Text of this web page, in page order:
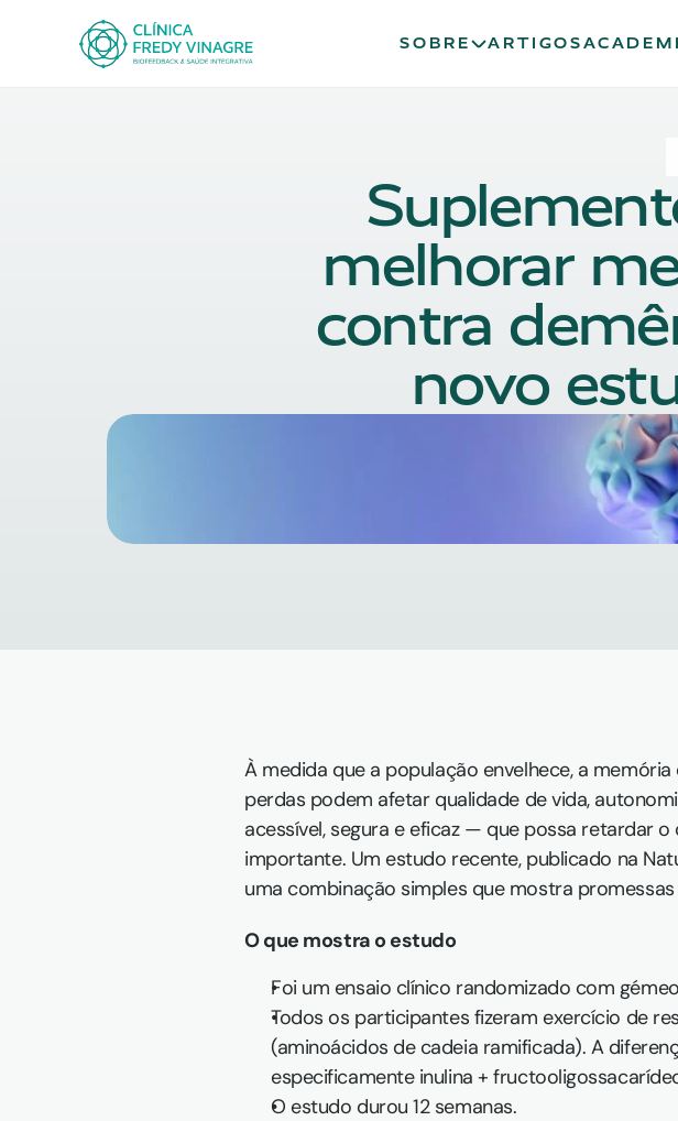
SOBRE ARTIGOS
melhorar
contra
novo
À medida que a população envelhece, a
perdas podem afetar qualidade de vida,
acessível, segura e eficaz — que possa retardar
importante. Um estudo recente, publicado na
uma combinação simples que mostra promessas
O que mostra o estudo
Foi um ensaio clínico randomizado com
Todos os participantes fizeram exercício de
(aminoácidos de cadeia ramificada). A
especificamente inulina +
O estudo durou 12 semanas.